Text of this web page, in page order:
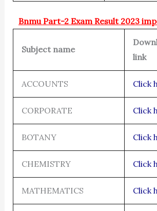
Bnmu Part-2 Exam Result 2023
Subject name
link
ACCOUNTS Click
CORPORATE Click
BOTANY Click
CHEMISTRY Click
MATHEMATICS Click